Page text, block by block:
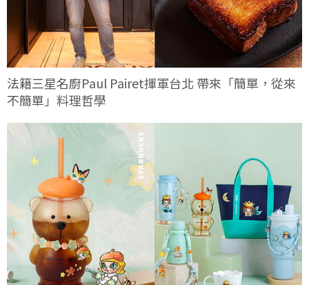
法籍三星名廚Paul Pairet揮軍台北 帶來「簡單，從來
不簡單」料理哲學